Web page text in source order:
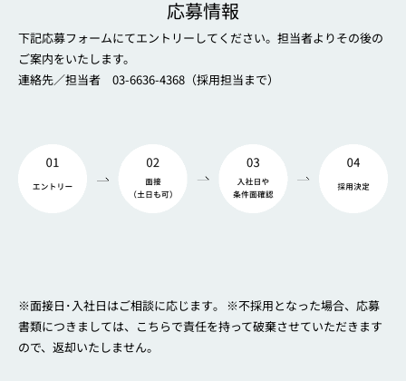
応募情報
下記応募フォームにてエントリーしてください。担当者よりその後の
ご案内をいたします。
連絡先／担当者 03-6636-4368（採用担当まで）
※面接日･入社日はご相談に応じます｡ ※不採用となった場合、応募
書類につきましては、こちらで責任を持って破棄させていただきます
ので、返却いたしません。